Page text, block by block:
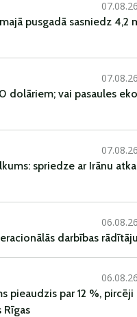
pusgadā sasniedz 4,2
dolāriem; vai pasaules
spriedze ar Irānu
darbības
pieaudzis par 12 %, pircēji
Rīgas